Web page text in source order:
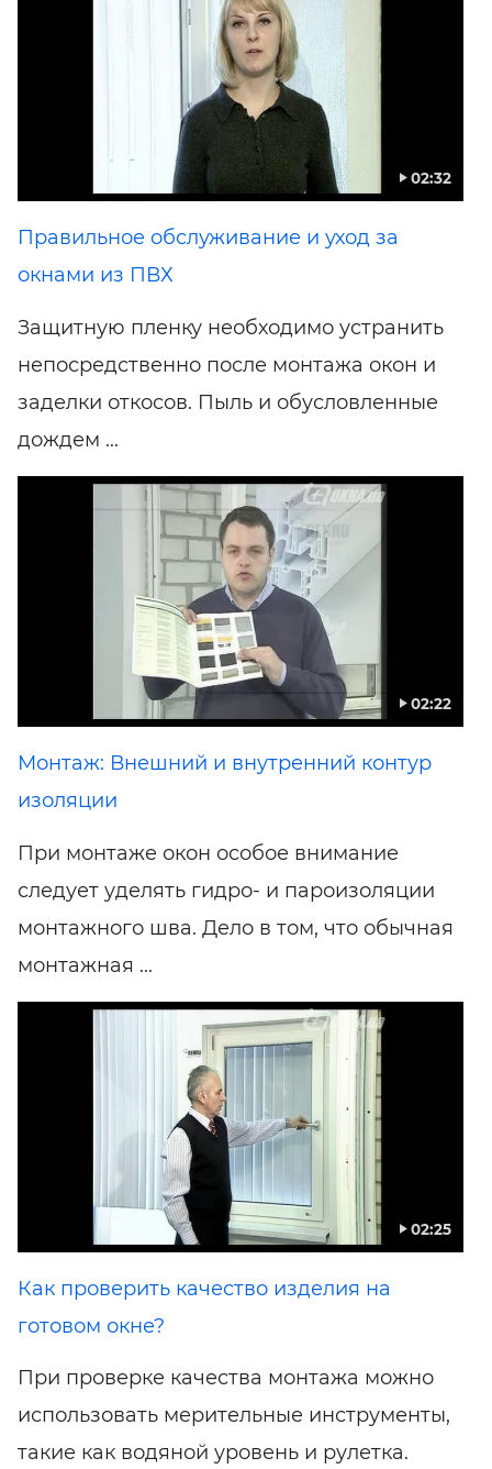
02:32
Правильное обслуживание и уход за
окнами из ПВХ
Защитную пленку необходимо устранить
непосредственно после монтажа окон и
заделки откосов. Пыль и обусловленные
дождем ...
02:22
Монтаж: Внешний и внутренний контур
изоляции
При монтаже окон особое внимание
следует уделять гидро- и пароизоляции
монтажного шва. Дело в том, что обычная
монтажная ...
02:25
Как проверить качество изделия на
готовом окне?
При проверке качества монтажа можно
использовать мерительные инструменты,
такие как водяной уровень и рулетка.